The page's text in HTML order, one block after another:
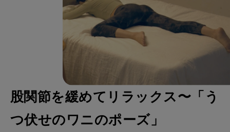
股関節を緩めてリラックス〜「う
つ伏せのワニのポーズ」